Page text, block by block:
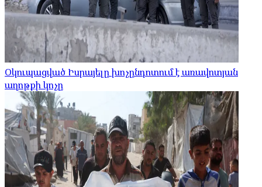
Օկուպացված Իսրայելը խոչընդոտում է առավոտյան
աղոթքի կոչը